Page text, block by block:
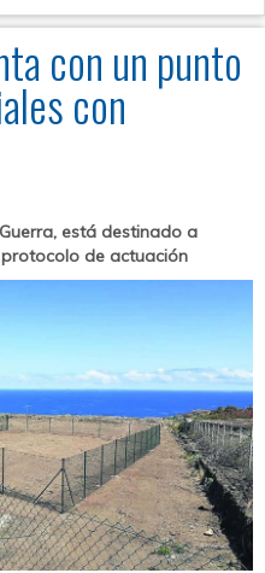
con un punto
con
está destinado a
de actuación